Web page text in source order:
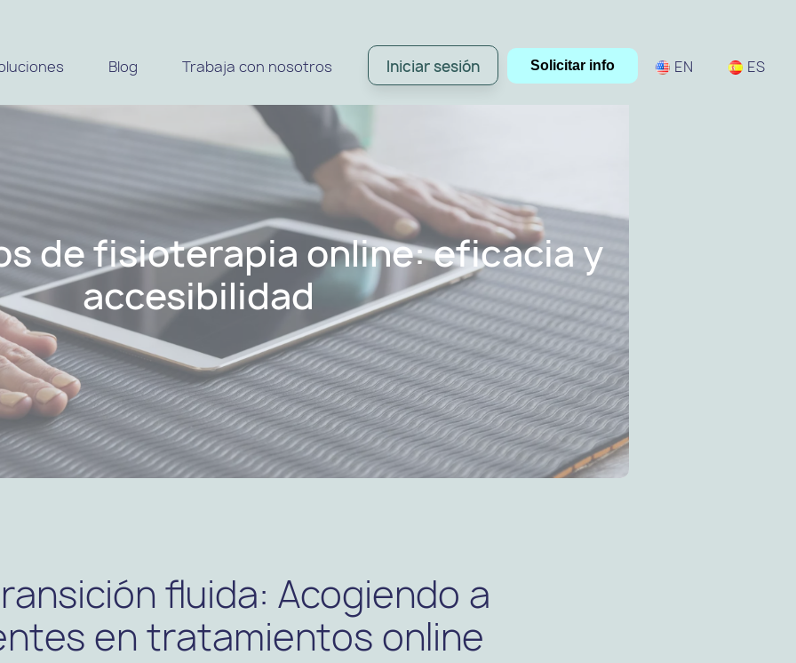
Blog Trabaja con nosotros Iniciar sesión Solicitar info EN ES
de fisioterapia online: eficacia y
accesibilidad
fluida: Acogiendo a
en tratamientos online